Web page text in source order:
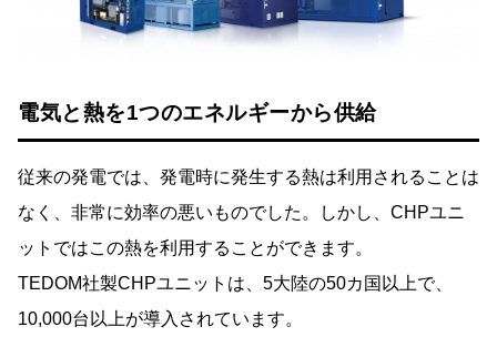
電気と熱を1つのエネルギーから供給
従来の発電では、発電時に発生する熱は利用されることは
なく、非常に効率の悪いものでした。しかし、CHPユニ
ットではこの熱を利用することができます。
TEDOM社製CHPユニットは、5大陸の50カ国以上で、
10,000台以上が導入されています。